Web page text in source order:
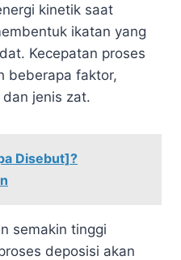
kinetik saat
ikatan yang
Kecepatan proses
beberapa faktor,
jenis zat.
Disebut]?
semakin tinggi
deposisi akan